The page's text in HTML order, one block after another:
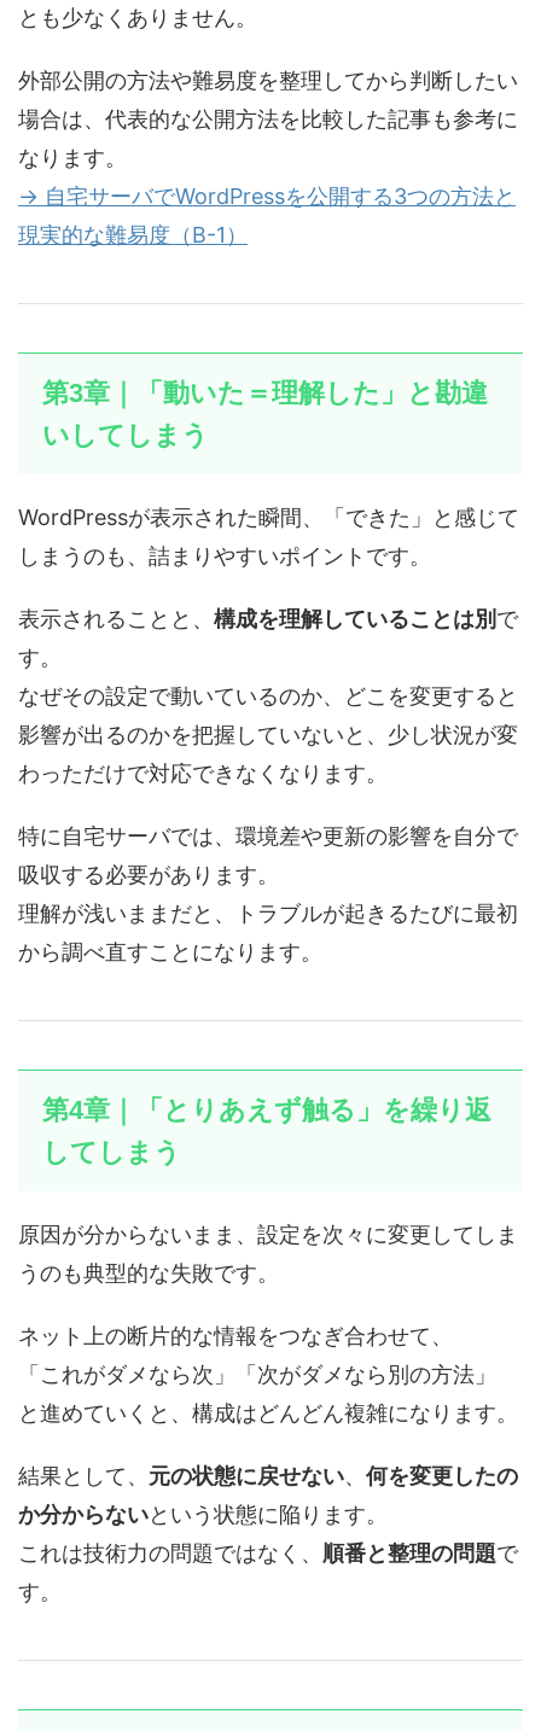
とも少なくありません。
外部公開の方法や難易度を整理してから判断したい
場合は、代表的な公開方法を比較した記事も参考に
なります。
→ 自宅サーバでWordPressを公開する3つの方法と
現実的な難易度（B-1）
第3章｜「動いた＝理解した」と勘違
いしてしまう
WordPressが表示された瞬間、「できた」と感じて
しまうのも、詰まりやすいポイントです。
表示されることと、 構成を理解していることは別 で
す。
なぜその設定で動いているのか、どこを変更すると
影響が出るのかを把握していないと、少し状況が変
わっただけで対応できなくなります。
特に自宅サーバでは、環境差や更新の影響を自分で
吸収する必要があります。
理解が浅いままだと、トラブルが起きるたびに最初
から調べ直すことになります。
第4章｜「とりあえず触る」を繰り返
してしまう
原因が分からないまま、設定を次々に変更してしま
うのも典型的な失敗です。
ネット上の断片的な情報をつなぎ合わせて、
「これがダメなら次」「次がダメなら別の方法」
と進めていくと、構成はどんどん複雑になります。
結果として、 元の状態に戻せない、 何を変更したの
か分からないという状態に陥ります。
これは技術力の問題ではなく、 順番と整理の問題で
す。